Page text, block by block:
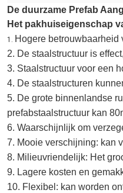
De duurzame Prefab
Het pakhuiseigenschap
1. Hogere betrouwbaarheid
2. De staalstructuur is
3. Staalstructuur voor een
4. De staalstructuren
5. De grote binnenlandse
prefabstaalstructuur kan
6. Waarschijnlijk om
7. Mooie verschijning: kan
8. Milieuvriendelijk: Het
9. Lagere kosten en
10. Flexibel: kan worden